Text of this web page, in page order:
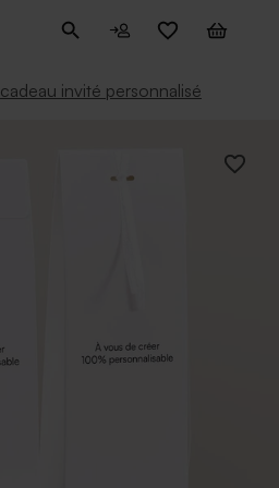
cadeau invité personnalisé